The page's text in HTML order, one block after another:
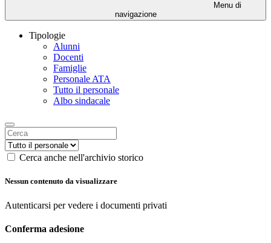
Menu di
navigazione
Tipologie
Alunni
Docenti
Famiglie
Personale ATA
Tutto il personale
Albo sindacale
Cerca anche nell'archivio storico
Nessun contenuto da visualizzare
Autenticarsi per vedere i documenti privati
Conferma adesione